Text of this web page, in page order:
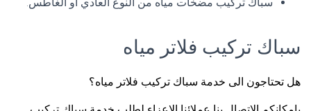
سباك تركيب فلاتر مياه
هل تحتاجون الى خدمة سباك تركيب فلاتر مياه؟